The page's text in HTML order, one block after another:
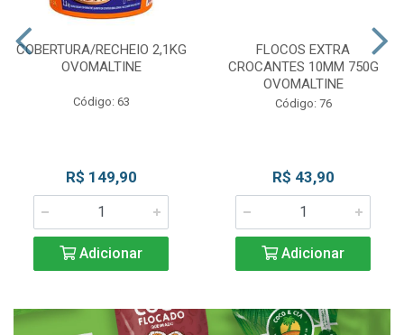
COBERTURA/RECHEIO 2,1KG
OVOMALTINE
Código: 63
R$ 149,90
Adicionar
FLOCOS EXTRA
CROCANTES 10MM 750G
OVOMALTINE
Código: 76
R$ 43,90
Adicionar